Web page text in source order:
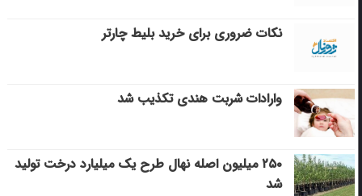
نکات ضروری برای خرید بلیط چارتر
وارادات شربت هندی تکذیب شد
۲۵۰ میلیون اصله نهال طرح یک میلیارد درخت تولید
شد